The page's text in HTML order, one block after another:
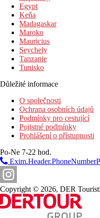
Vzdálenosti
300 m
Nákupy
50 m
Vzdálenost k pláži
0 m
45 km
Vzdálenost od nejbližšího
4 km
Centrum města
500 m
Autobusová stanice
Pláž
Lehátka na pláži za
Slunečníky na pláži za
Egypt
Keňa
Madagaskar
Maroko
Mauricius
Seychely
Tanzanie
Tunisko
Důležité informace
O společnosti
Ochrana osobních údajů
Podmínky pro cestující
Pojistné podmínky
Prohlášení o přístupnosti
Po-Ne 7-22 hod.
Copyright © 2026, DER